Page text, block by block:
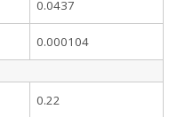
0.0437
0.000104
0.22